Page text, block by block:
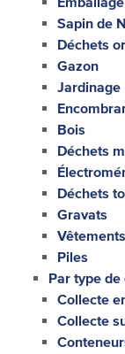
Sapin de
Déchets
Gazon
Jardinage
Bois
Déchets
Déchets
Gravats
Piles
Par type
Collecte
Collecte